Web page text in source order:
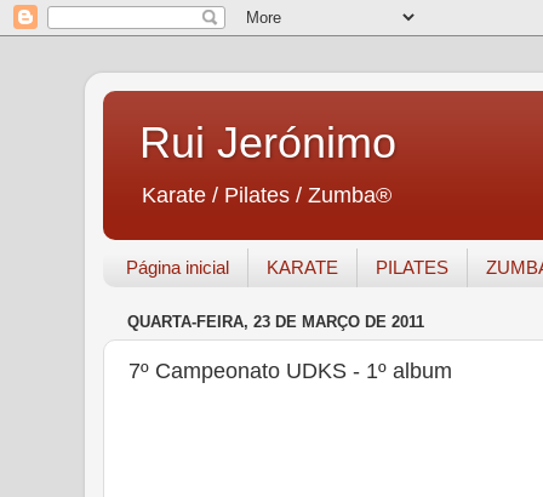
Rui Jerónimo
Karate / Pilates / Zumba®
Página inicial KARATE PILATES
QUARTA-FEIRA, 23 DE MARÇO DE 2011
7º Campeonato UDKS - 1º album